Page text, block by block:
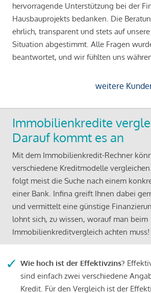
hervorragende Unterstützung bei der
Hausbauprojekts bedanken. Die
ehrlich, transparent und stets auf
Situation abgestimmt. Alle Fragen
beantwortet, und wir fühlten uns
weitere
Immobilienkredite
Darauf kommt es an
Mit dem Immobilienkredit-Rechner
verschiedene Kreditmodelle
folgt meist die Suche nach einem
einer Bank. Infina greift Ihnen dabei
und vermittelt eine günstige
lohnt sich, zu wissen, worauf man beim
Immobilienkreditvergleich achten muss!
Wie hoch ist der Effektivzins?
sind einfach zwei verschiedene
Kredit. Für den Vergleich ist der